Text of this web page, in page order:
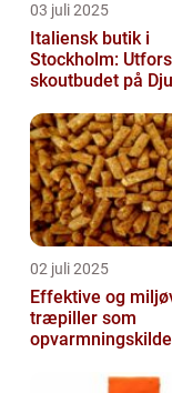
03 juli 2025
Italiensk butik i
Stockholm:
skoutbudet på
02 juli 2025
Effektive og
træpiller som
opvarmningskilde